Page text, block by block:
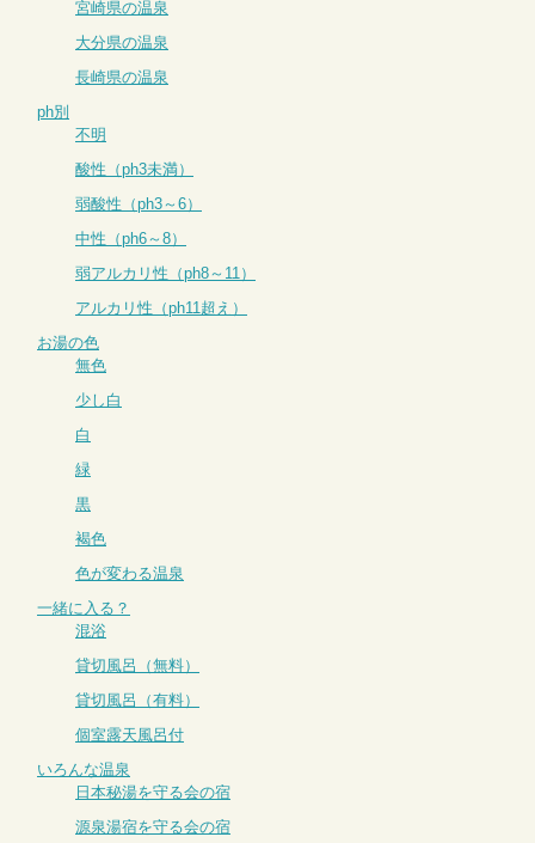
宮崎県の温泉
大分県の温泉
長崎県の温泉
ph別
不明
酸性（ph3未満）
弱酸性（ph3～6）
中性（ph6～8）
弱アルカリ性（ph8～11）
アルカリ性（ph11超え）
お湯の色
無色
少し白
白
緑
黒
褐色
色が変わる温泉
一緒に入る？
混浴
貸切風呂（無料）
貸切風呂（有料）
個室露天風呂付
いろんな温泉
日本秘湯を守る会の宿
源泉湯宿を守る会の宿